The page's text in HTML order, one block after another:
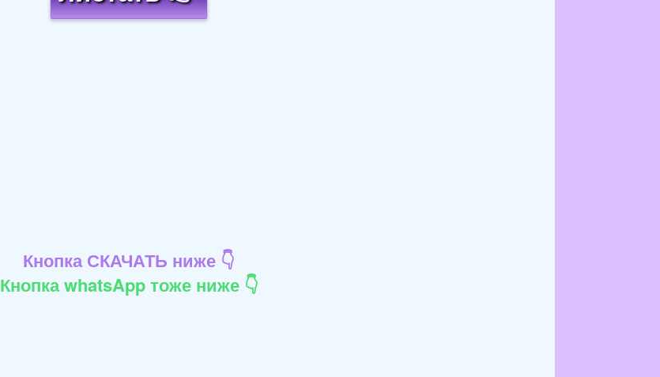
Кнопка СКАЧАТЬ ниже 👇
Кнопка whatsApp тоже ниже 👇